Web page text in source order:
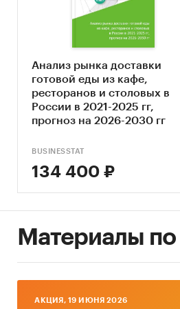
экономической
Оценка факторов
привлекательности
доставки
Составление прогноза
2030 г.
Основные блоки
Обзор российского
Конкурентный анализ
доставки в России
Анализ потребления
Оценка факторов
Прогноз развития рынка
до 2030 г.
Анализ рынка доставки
готовой еды из кафе,
ресторанов и столовых в
России в 2021-2025 гг,
прогноз на 2026-2030 гг
BUSINESSTAT
134 400 ₽
Материалы по
AКЦИЯ, 19 ИЮНЯ 2026